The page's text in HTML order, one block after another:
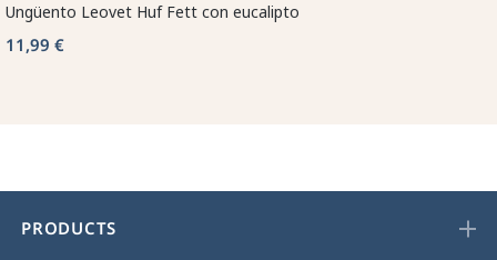
Ungüento Leovet Huf Fett con eucalipto
11,99 €
PRODUCTS